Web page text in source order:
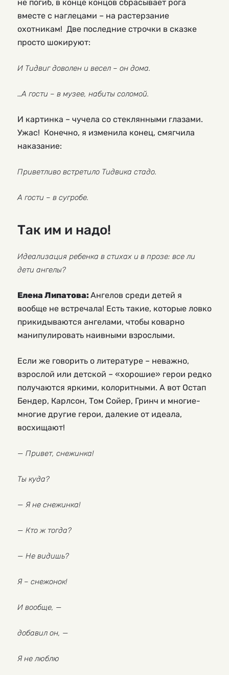
не погиб, в конце концов сбрасывает рога
вместе с наглецами – на растерзание
охотникам! Две последние строчки в сказке
просто шокируют:
И Тидвиг доволен и весел – он дома.
…А гости – в музее, набиты соломой.
И картинка – чучела со стеклянными глазами.
Ужас! Конечно, я изменила конец, смягчила
наказание:
Приветливо встретило Тидвика стадо.
А гости – в сугробе.
Так им и надо!
Идеализация ребенка в стихах и в прозе: все ли
дети ангелы?
Елена Липатова: Ангелов среди детей я
вообще не встречала! Есть такие, которые ловко
прикидываются ангелами, чтобы коварно
манипулировать наивными взрослыми.
Если же говорить о литературе – неважно,
взрослой или детской – «хорошие» герои редко
получаются яркими, колоритными. А вот Остап
Бендер, Карлсон, Том Сойер, Гринч и многие-
многие другие герои, далекие от идеала,
восхищают!
— Привет, снежинка!
Ты куда?
— Я не снежинка!
— Кто ж тогда?
— Не видишь?
Я – снежонок!
И вообще, —
добавил он, —
Я не люблю